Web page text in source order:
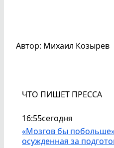
Автор: Михаил Козырев
ЧТО ПИШЕТ ПРЕССА
16:55сегодня
«Мозгов бы
осужденная за